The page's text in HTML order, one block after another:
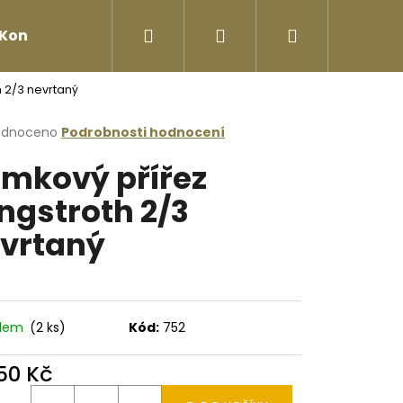
Kontakty Přihlášení
2/3 nevrtaný
Podrobnosti hodnocení
přířez
2/3
(2 ks) Kód: 752
Kč
Následující